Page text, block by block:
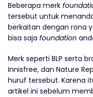
Beberapa merk
tersebut untuk
berkaitan dengan rona
bisa saja foundation
Merk seperti BLP serta
Innisfree, dan Nature
huruf tersebut. Karena
artikel ini sebelum